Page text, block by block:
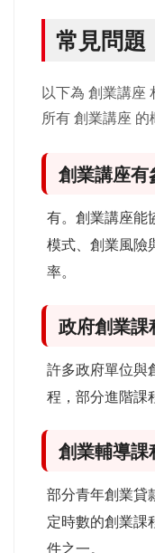
常見問題
以下為 創業講座
所有 創業講座 的
創業講座有
有。創業講座能
模式、創業風險
率。
政府創業課
許多政府單位與
程，部分進階課
創業輔導課
部分青年創業貸
定時數的創業課
件之一。